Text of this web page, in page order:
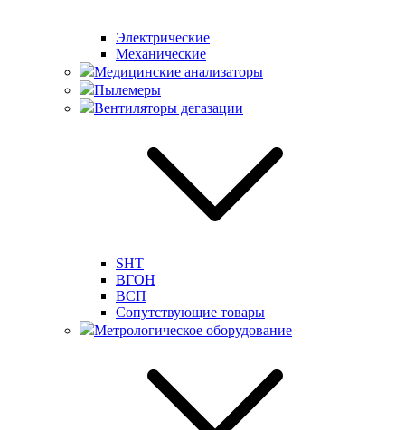
Электрические
Механические
Медицинские анализаторы
Пылемеры
Вентиляторы дегазации
SHT
ВГОН
ВСП
Сопутствующие товары
Метрологическое оборудование